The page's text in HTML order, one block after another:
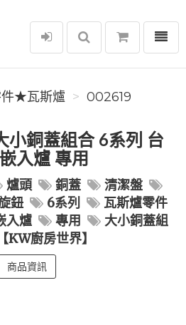
選單
件★瓦斯爐 002619
小銅蓋組合 6系列 台
入爐 專用
爐頭 銅蓋
清潔盤
鈕 6系列
瓦斯爐零件
入爐 專用
大小銅蓋組
【KW廚房世界】
商品資訊